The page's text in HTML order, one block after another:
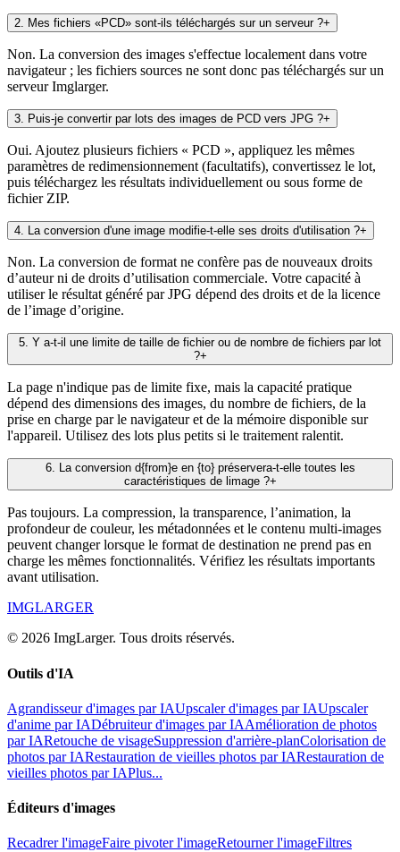
2. Mes fichiers «PCD» sont-ils téléchargés sur un serveur ?+
Non. La conversion des images s'effectue localement dans votre
navigateur ; les fichiers sources ne sont donc pas téléchargés sur un
serveur Imglarger.
3. Puis-je convertir par lots des images de PCD vers JPG ?+
Oui. Ajoutez plusieurs fichiers « PCD », appliquez les mêmes
paramètres de redimensionnement (facultatifs), convertissez le lot,
puis téléchargez les résultats individuellement ou sous forme de
fichier ZIP.
4. La conversion d'une image modifie-t-elle ses droits d'utilisation ?+
Non. La conversion de format ne confère pas de nouveaux droits
d’auteur ni de droits d’utilisation commerciale. Votre capacité à
utiliser le résultat généré par JPG dépend des droits et de la licence
de l’image d’origine.
5. Y a-t-il une limite de taille de fichier ou de nombre de fichiers par lot
?+
La page n'indique pas de limite fixe, mais la capacité pratique
dépend des dimensions des images, du nombre de fichiers, de la
prise en charge par le navigateur et de la mémoire disponible sur
l'appareil. Utilisez des lots plus petits si le traitement ralentit.
6. La conversion d{from}e en {to} préservera-t-elle toutes les
caractéristiques de limage ?+
Pas toujours. La compression, la transparence, l’animation, la
profondeur de couleur, les métadonnées et le contenu multi-images
peuvent changer lorsque le format de destination ne prend pas en
charge les mêmes fonctionnalités. Vérifiez les résultats importants
avant utilisation.
IMGLARGER
© 2026 ImgLarger. Tous droits réservés.
Outils d'IA
Agrandisseur d'images par IAUpscaler d'images par IAUpscaler
d'anime par IADébruiteur d'images par IAAmélioration de photos
par IARetouche de visageSuppression d'arrière-planColorisation de
photos par IARestauration de vieilles photos par IARestauration de
vieilles photos par IAPlus...
Éditeurs d'images
Recadrer l'imageFaire pivoter l'imageRetourner l'imageFiltres